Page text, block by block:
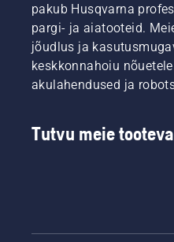
pakub Husqvarna
pargi- ja aiatooteid.
jõudlus ja
keskkonnahoiu
akulahendused ja
Tutvu meie